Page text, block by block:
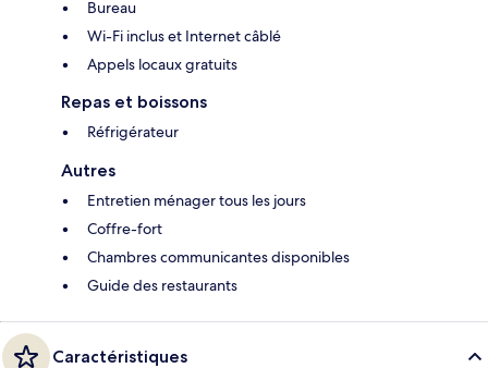
Bureau
Wi-Fi inclus et Internet câblé
Appels locaux gratuits
Repas et boissons
Réfrigérateur
Autres
Entretien ménager tous les jours
Coffre-fort
Chambres communicantes disponibles
Guide des restaurants
Caractéristiques